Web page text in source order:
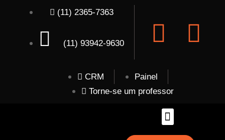
(11) 2365-7363
(11) 93942-9630
CRM
Painel
Torne-se um professor